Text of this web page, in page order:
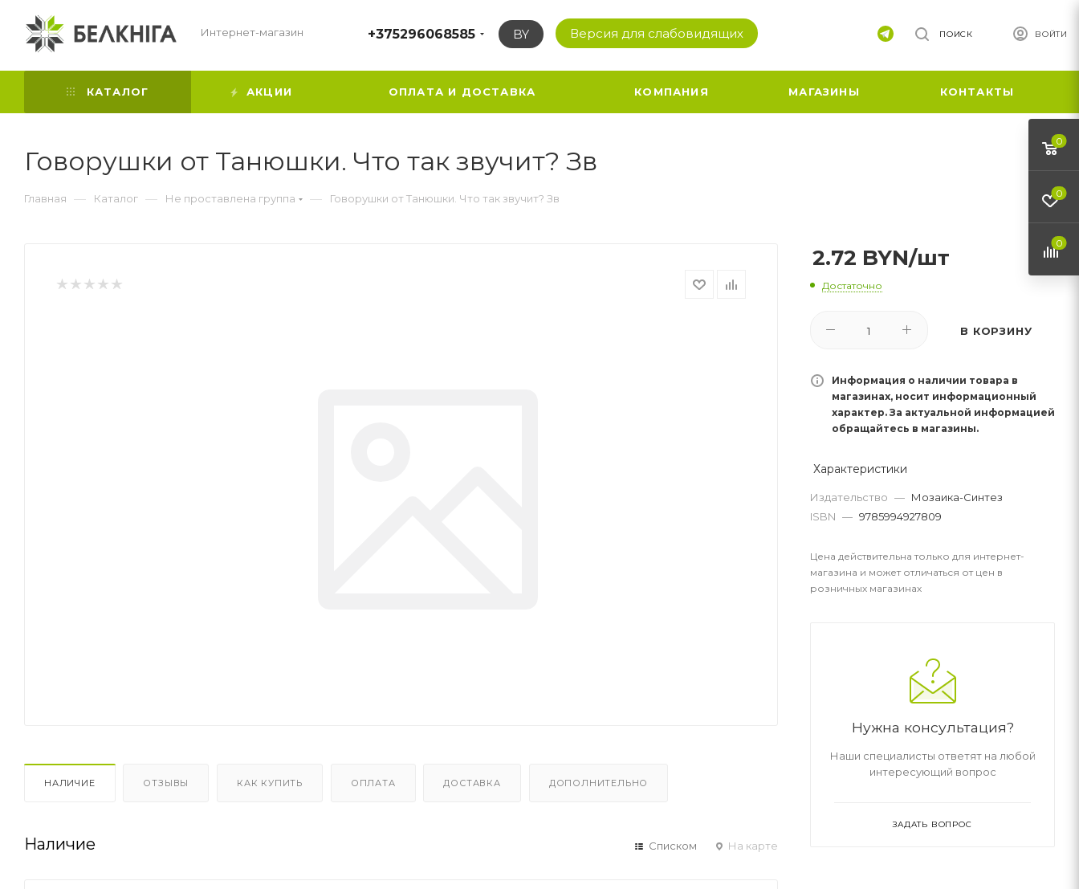
Интернет-магазин +375296068585 BY Версия для слабовидящих ВОЙТИ
ПОИСК
КАТАЛОГ АКЦИИ ОПЛАТА И ДОСТАВКА КОМПАНИЯ МАГАЗИНЫ КОНТАКТЫ
Говорушки от Танюшки. Что так звучит? Зв
Главная — Каталог — Не проставлена группа — Говорушки от Танюшки. Что так звучит? Зв
НАЛИЧИЕ ОТЗЫВЫ КАК КУПИТЬ ОПЛАТА ДОСТАВКА ДОПОЛНИТЕЛЬНО
Наличие Списком На карте
2.72 BYN/шт
Достаточно
В КОРЗИНУ
Информация о наличии товара в
магазинах, носит информационный
характер. За актуальной информацией
обращайтесь в магазины.
Характеристики
Издательство — Мозаика-Синтез
ISBN — 9785994927809
Цена действительна только для интернет-
магазина и может отличаться от цен в
розничных магазинах
Нужна консультация?
Наши специалисты ответят на любой
интересующий вопрос
ЗАДАТЬ ВОПРОС
0
0
0